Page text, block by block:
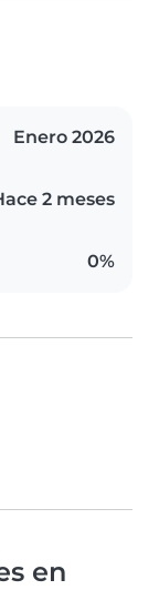
Enero 2026
2 meses
0%
en